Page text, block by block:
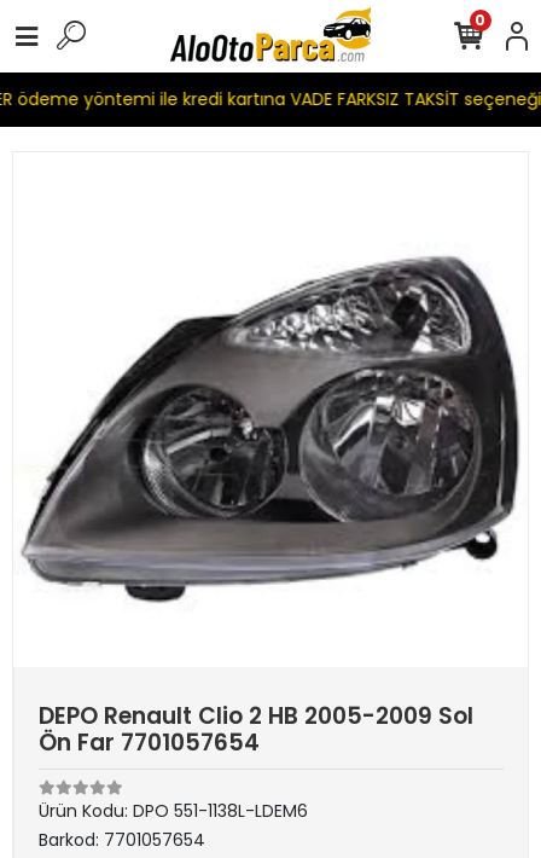
ödeme yöntemi ile kredi kartına VADE FARKSIZ TAKSİT
0
DEPO Renault Clio 2 HB 2005-2009 Sol
Ön Far 7701057654
Ürün Kodu: DPO 551-1138L-LDEM6
Barkod: 7701057654